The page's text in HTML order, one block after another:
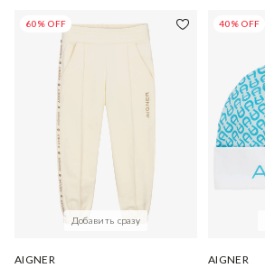
60% OFF
Добавить сразу
AIGNER
40% OFF
AIGNER